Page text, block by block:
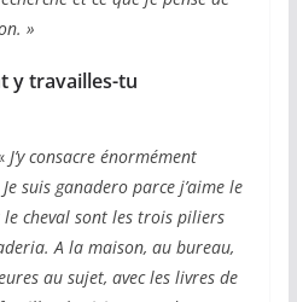
»
y travailles-tu
J’y consacre énormément
suis ganadero parce j’aime le
cheval sont les trois piliers
A la maison, au bureau,
au sujet, avec les livres de